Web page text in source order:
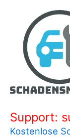
springen
Support:
Kostenlose